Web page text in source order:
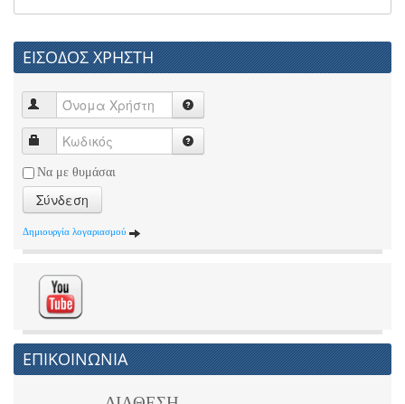
ΕΙΣΟΔΟΣ ΧΡΗΣΤΗ
Να με θυμάσαι
Σύνδεση
Δημιουργία λογαριασμού
ΕΠΙΚΟΙΝΩΝΙΑ